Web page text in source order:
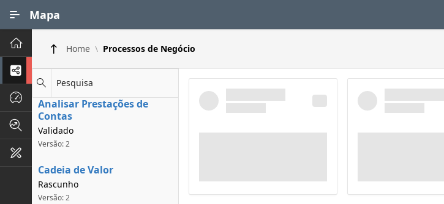
Mapa
Processos de Negócios
Dados INPI
Home Processos de Negócio
Pesquisa
Analisar Prestações de
Contas
Validado
Versão: 2
Cadeia de Valor
Rascunho
Versão: 2